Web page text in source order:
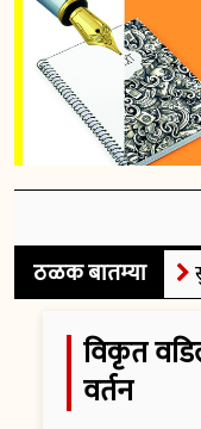
ठळक बातम्या सुपर
विकृत
वर्तन